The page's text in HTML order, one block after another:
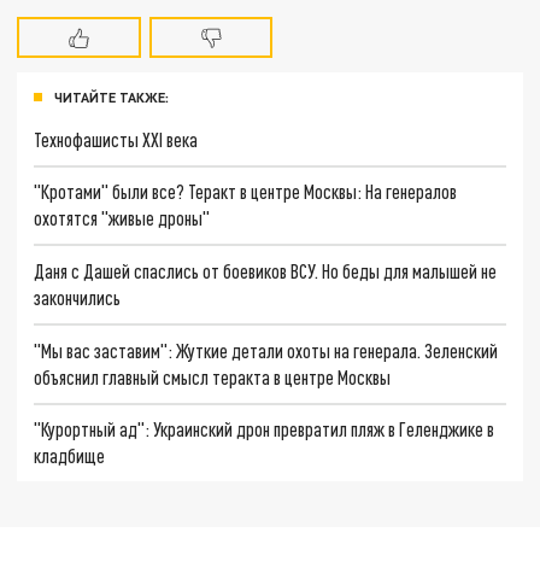
ЧИТАЙТЕ ТАКЖЕ:
Технофашисты XXI века
"Кротами" были все? Теракт в центре Москвы: На генералов
охотятся "живые дроны"
Даня с Дашей спаслись от боевиков ВСУ. Но беды для малышей не
закончились
"Мы вас заставим": Жуткие детали охоты на генерала. Зеленский
объяснил главный смысл теракта в центре Москвы
"Курортный ад": Украинский дрон превратил пляж в Геленджике в
кладбище